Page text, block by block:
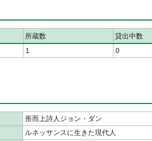
所蔵数
貸出中数
1 0
形而上詩人ジョン・ダン
ルネッサンスに生きた現代人